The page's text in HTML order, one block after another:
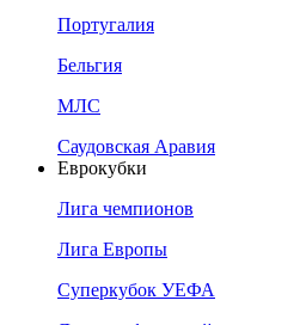
Португалия
Бельгия
МЛС
Саудовская Аравия
Еврокубки
Лига чемпионов
Лига Европы
Суперкубок УЕФА